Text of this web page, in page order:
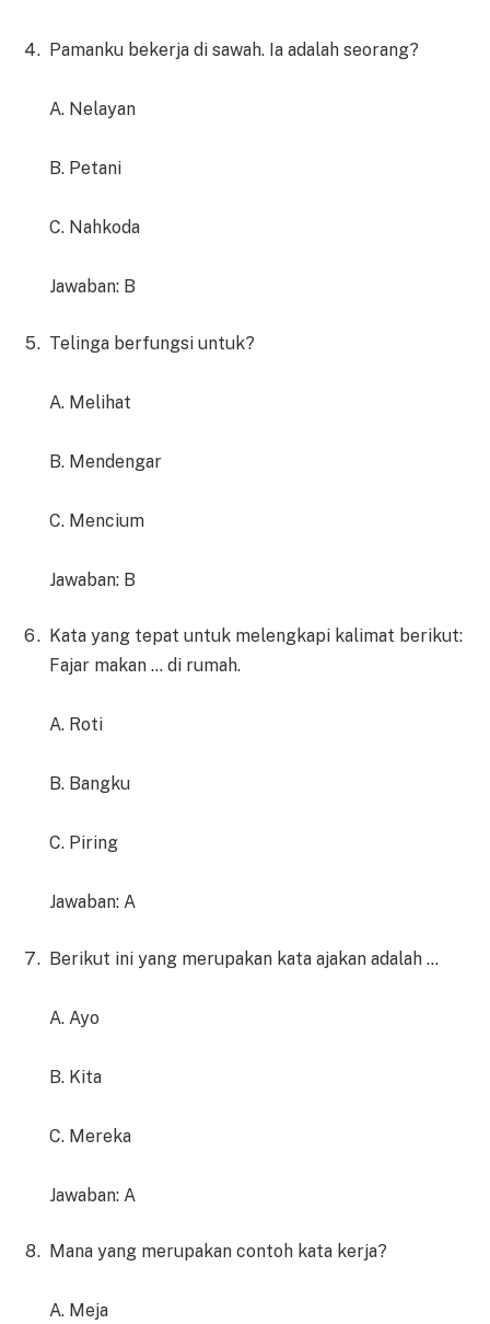
Pamanku bekerja di sawah. Ia adalah seorang?
A. Nelayan
B. Petani
C. Nahkoda
Jawaban: B
Telinga berfungsi untuk?
A. Melihat
B. Mendengar
C. Mencium
Jawaban: B
Kata yang tepat untuk melengkapi kalimat berikut:
Fajar makan … di rumah.
A. Roti
B. Bangku
C. Piring
Jawaban: A
Berikut ini yang merupakan kata ajakan adalah …
A. Ayo
B. Kita
C. Mereka
Jawaban: A
Mana yang merupakan contoh kata kerja?
A. Meja